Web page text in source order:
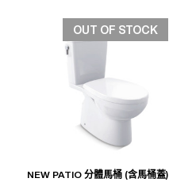
OUT OF STOCK
NEW PATIO 分體馬桶 (含馬桶蓋)